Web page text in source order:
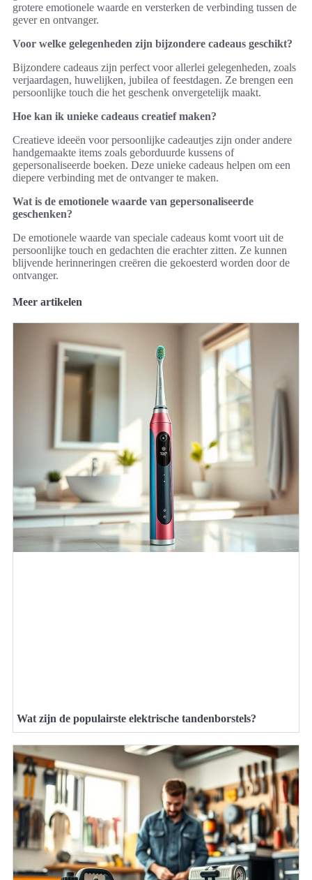
grotere emotionele waarde en versterken de verbinding tussen de
gever en ontvanger.
Voor welke gelegenheden zijn bijzondere cadeaus geschikt?
Bijzondere cadeaus zijn perfect voor allerlei gelegenheden, zoals
verjaardagen, huwelijken, jubilea of feestdagen. Ze brengen een
persoonlijke touch die het geschenk onvergetelijk maakt.
Hoe kan ik unieke cadeaus creatief maken?
Creatieve ideeën voor persoonlijke cadeautjes zijn onder andere
handgemaakte items zoals geborduurde kussens of
gepersonaliseerde boeken. Deze unieke cadeaus helpen om een
diepere verbinding met de ontvanger te maken.
Wat is de emotionele waarde van gepersonaliseerde
geschenken?
De emotionele waarde van speciale cadeaus komt voort uit de
persoonlijke touch en gedachten die erachter zitten. Ze kunnen
blijvende herinneringen creëren die gekoesterd worden door de
ontvanger.
Meer artikelen
Wat zijn de populairste elektrische tandenborstels?